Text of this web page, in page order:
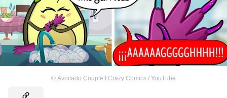
© Avocado Couple I Crazy Comics / YouTube